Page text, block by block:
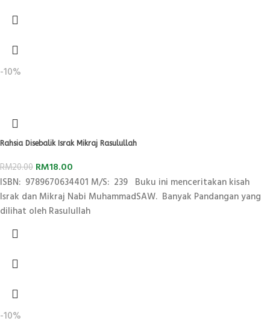
-10%
Rahsia Disebalik Israk Mikraj Rasulullah
RM20.00 RM18.00
ISBN: 9789670634401 M/S: 239 Buku ini menceritakan kisah
Israk dan Mikraj Nabi MuhammadSAW. Banyak Pandangan yang
dilihat oleh Rasulullah
-10%